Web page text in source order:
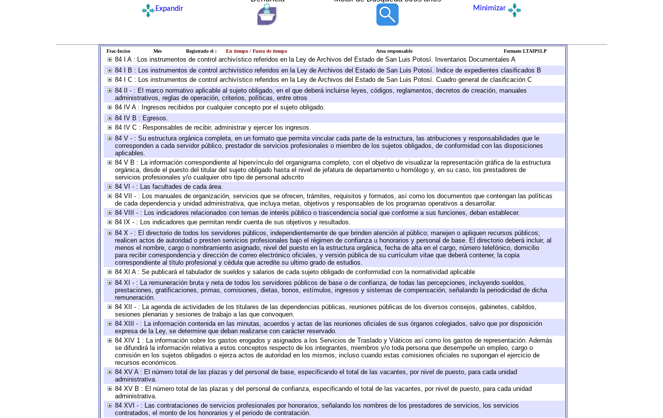
Expandir Minimizar
Frac-Inciso Mes Registrado el : En tiempo / Fuera de tiempo Area responsable Formato LTAIPSLP
84 I A : Los instrumentos de control archivístico referidos en la Ley de Archivos del Estado de San Luis Potosí. Inventarios Documentales A
84 I B : Los instrumentos de control archivístico referidos en la Ley de Archivos del Estado de San Luis Potosí. Indice de expedientes clasificados B
84 I C : Los instrumentos de control archivístico referidos en la Ley de Archivos del Estado de San Luis Potosí. Cuadro general de clasificación C
84 II - : El marco normativo aplicable al sujeto obligado, en el que deberá incluirse leyes, códigos, reglamentos, decretos de creación, manuales
administrativos, reglas de operación, criterios, políticas, entre otros
84 IV A : Ingresos recibidos por cualquier concepto por el sujeto obligado.
84 IV B : Egresos.
84 IV C : Responsables de recibir, administrar y ejercer los ingresos.
84 V - : Su estructura orgánica completa, en un formato que permita vincular cada parte de la estructura, las atribuciones y responsabilidades que le
corresponden a cada servidor público, prestador de servicios profesionales o miembro de los sujetos obligados, de conformidad con las disposiciones
aplicables.
84 V B : La información correspondiente al hipervínculo del organigrama completo, con el objetivo de visualizar la representación gráfica de la estructura
orgánica, desde el puesto del titular del sujeto obligado hasta el nivel de jefatura de departamento u homólogo y, en su caso, los prestadores de
servicios profesionales y/o cualquier otro tipo de personal adscrito
84 VI - : Las facultades de cada área.
84 VII - : Los manuales de organización, servicios que se ofrecen, trámites, requisitos y formatos, así como los documentos que contengan las políticas
de cada dependencia y unidad administrativa, que incluya metas, objetivos y responsables de los programas operativos a desarrollar.
84 VIII - : Los indicadores relacionados con temas de interés público o trascendencia social que conforme a sus funciones, deban establecer.
84 IX - : Los indicadores que permitan rendir cuenta de sus objetivos y resultados.
84 X - : El directorio de todos los servidores públicos, independientemente de que brinden atención al público; manejen o apliquen recursos públicos;
realicen actos de autoridad o presten servicios profesionales bajo el régimen de confianza u honorarios y personal de base. El directorio deberá incluir, al
menos el nombre, cargo o nombramiento asignado, nivel del puesto en la estructura orgánica, fecha de alta en el cargo, número telefónico, domicilio
para recibir correspondencia y dirección de correo electrónico oficiales, y versión pública de su currículum vitae que deberá contener, la copia
correspondiente al título profesional y cédula que acredite su ultimo grado de estudios.
84 XI A : Se publicará el tabulador de sueldos y salarios de cada sujeto obligado de conformidad con la normatividad aplicable
84 XI - : La remuneración bruta y neta de todos los servidores públicos de base o de confianza, de todas las percepciones, incluyendo sueldos,
prestaciones, gratificaciones, primas, comisiones, dietas, bonos, estímulos, ingresos y sistemas de compensación, señalando la periodicidad de dicha
remuneración.
84 XII - : La agenda de actividades de los titulares de las dependencias públicas, reuniones públicas de los diversos consejos, gabinetes, cabildos,
sesiones plenarias y sesiones de trabajo a las que convoquen.
84 XIII - : La información contenida en las minutas, acuerdos y actas de las reuniones oficiales de sus órganos colegiados, salvo que por disposición
expresa de la Ley, se determine que deban realizarse con carácter reservado.
84 XIV 1 : La información sobre los gastos erogados y asignados a los Servicios de Traslado y Viáticos así como los gastos de representación. Además
se difundirá la información relativa a estos conceptos respecto de los integrantes, miembros y/o toda persona que desempeñe un empleo, cargo o
comisión en los sujetos obligados o ejerza actos de autoridad en los mismos, incluso cuando estas comisiones oficiales no supongan el ejercicio de
recursos económicos.
84 XV A : El número total de las plazas y del personal de base, especificando el total de las vacantes, por nivel de puesto, para cada unidad
administrativa.
84 XV B : El número total de las plazas y del personal de confianza, especificando el total de las vacantes, por nivel de puesto, para cada unidad
administrativa.
84 XVI - : Las contrataciones de servicios profesionales por honorarios, señalando los nombres de los prestadores de servicios, los servicios
contratados, el monto de los honorarios y el periodo de contratación.